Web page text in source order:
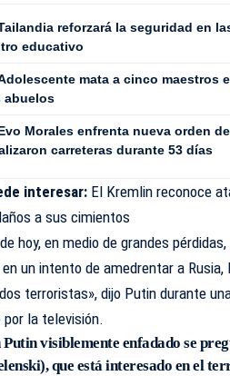
reforzará la seguridad en
educativo
mata a cinco maestros
abuelos
Morales enfrenta nueva orden
carreteras durante 53 días
interesar: El Kremlin reconoce
a sus cimientos
hoy, en medio de grandes
un intento de amedrentar a
terroristas», dijo Putin durante
por la televisión.
Putin visiblemente enfadado se
que está interesado en el